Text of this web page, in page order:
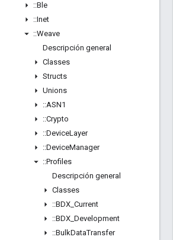
::Ble
::Inet
::Weave
Descripción general
Classes
Structs
Unions
::ASN1
::Crypto
::DeviceLayer
::DeviceManager
::Profiles
Descripción general
Classes
::BDX Current
::BDX Development
::BulkDataTransfer